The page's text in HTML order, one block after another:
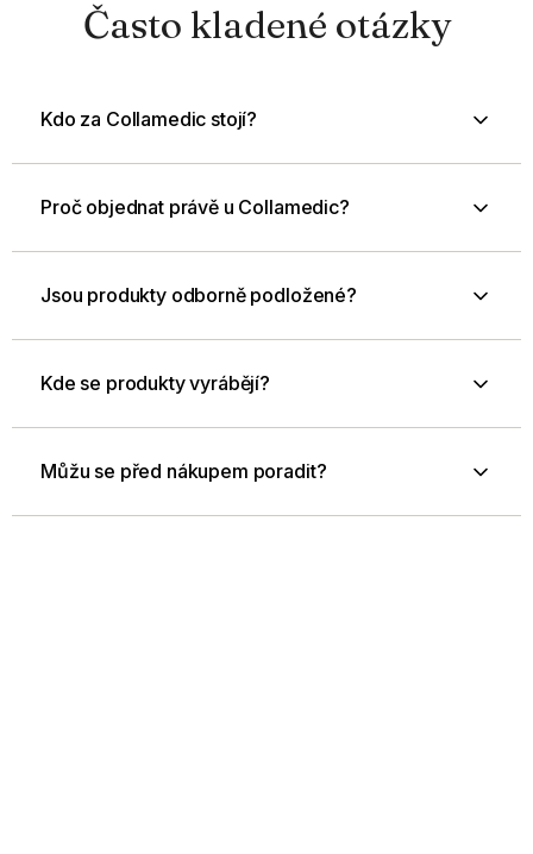
Často kladené otázky
Kdo za Collamedic stojí?
Proč objednat právě u Collamedic?
Jsou produkty odborně podložené?
Kde se produkty vyrábějí?
Můžu se před nákupem poradit?